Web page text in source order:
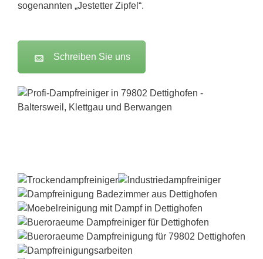
sogenannten „Jestetter Zipfel“.
Schreiben Sie uns